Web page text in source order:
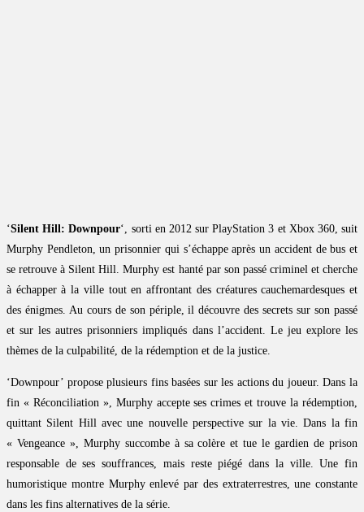
‘Silent Hill: Downpour‘, sorti en 2012 sur PlayStation 3 et Xbox 360, suit
Murphy Pendleton, un prisonnier qui s’échappe après un accident de bus et
se retrouve à Silent Hill. Murphy est hanté par son passé criminel et cherche
à échapper à la ville tout en affrontant des créatures cauchemardesques et
des énigmes. Au cours de son périple, il découvre des secrets sur son passé
et sur les autres prisonniers impliqués dans l’accident. Le jeu explore les
thèmes de la culpabilité, de la rédemption et de la justice.
‘Downpour’ propose plusieurs fins basées sur les actions du joueur. Dans la
fin « Réconciliation », Murphy accepte ses crimes et trouve la rédemption,
quittant Silent Hill avec une nouvelle perspective sur la vie. Dans la fin
« Vengeance », Murphy succombe à sa colère et tue le gardien de prison
responsable de ses souffrances, mais reste piégé dans la ville. Une fin
humoristique montre Murphy enlevé par des extraterrestres, une constante
dans les fins alternatives de la série.